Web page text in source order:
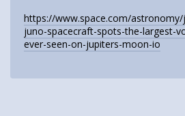
https://www.space.com/
juno-spacecraft-spots-the-largest-
ever-seen-on-jupiters-moon-io